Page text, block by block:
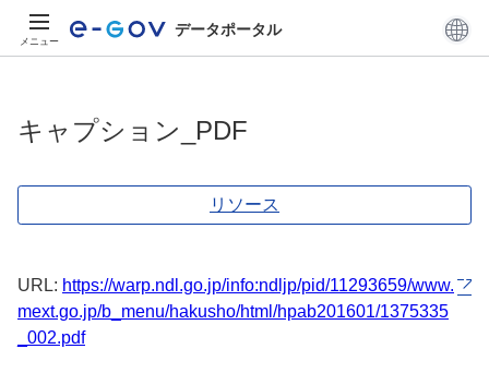
メニュー
データポータル
キャプション_PDF
リソース
URL: https://warp.ndl.go.jp/info:ndljp/pid/11293659/www.
mext.go.jp/b_menu/hakusho/html/hpab201601/1375335
_002.pdf